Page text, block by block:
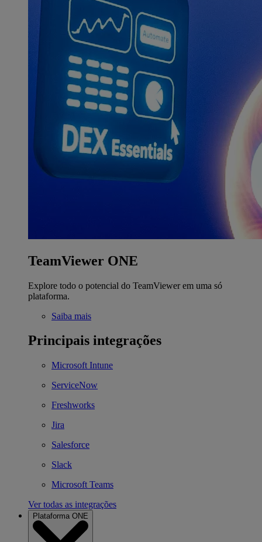
TeamViewer ONE
Explore todo o potencial do TeamViewer em uma só
plataforma.
Saiba mais
Principais integrações
Microsoft Intune
ServiceNow
Freshworks
Jira
Salesforce
Slack
Microsoft Teams
Ver todas as integrações
Plataforma ONE